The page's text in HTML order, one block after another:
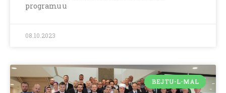
programu u
08.10.2023
BEJTU-L-MAL